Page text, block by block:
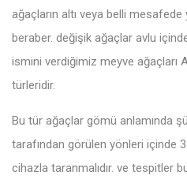
ağaçların altı veya belli mesafede
beraber. değişik ağaçlar avlu
ismini verdiğimiz meyve ağaçları
türleridir.
Bu tür ağaçlar gömü anlamında
tarafından görülen yönleri içinde
cihazla taranmalıdır. ve tespitler